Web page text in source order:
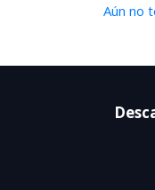
Aún no